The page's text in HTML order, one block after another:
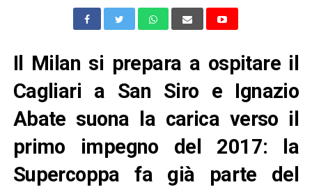
Il Milan si prepara a ospitare il
Cagliari a San Siro e Ignazio
Abate suona la carica verso il
primo impegno del 2017: la
Supercoppa fa già parte del